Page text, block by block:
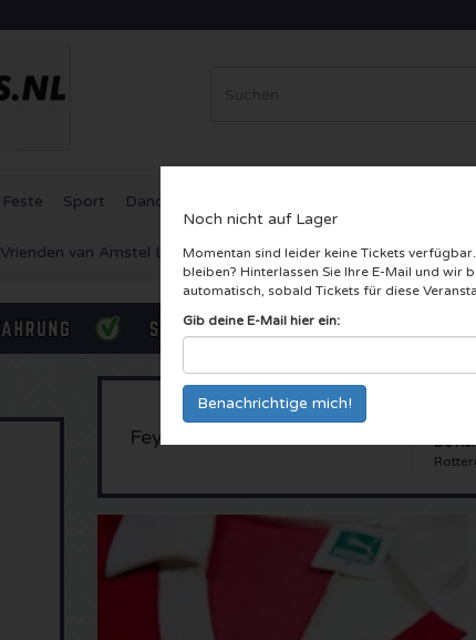
Feste Sport Dance
Vrienden van Amstel LIVE Karten
Noch nicht auf Lager
Momentan sind leider keine Tickets
bleiben? Hinterlassen Sie Ihre E-Mail und wir
automatisch, sobald Tickets für diese
Gib deine E-Mail hier ein:
Feyenoord - Telstar
De